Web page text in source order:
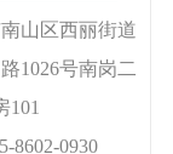
南山区西丽街道
1026号南岗二
101
8602-0930